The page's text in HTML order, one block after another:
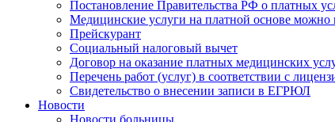
Постановление Правительства РФ о платных
Медицинские услуги на платной основе можно
Прейскурант
Социальный налоговый вычет
Договор на оказание платных медицинских
Перечень работ (услуг) в соответствии с
Свидетельство о внесении записи в ЕГРЮЛ
Новости
Новости больницы